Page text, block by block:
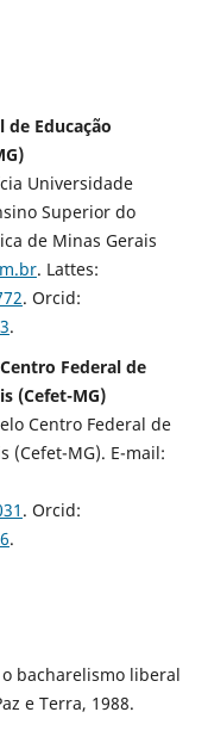
de Educação
Universidade
Superior do
de Minas Gerais
. Lattes:
. Orcid:
.
Federal de
(Cefet-MG)
Centro Federal de
(Cefet-MG). E-mail:
. Orcid:
.
bacharelismo liberal
e Terra, 1988.